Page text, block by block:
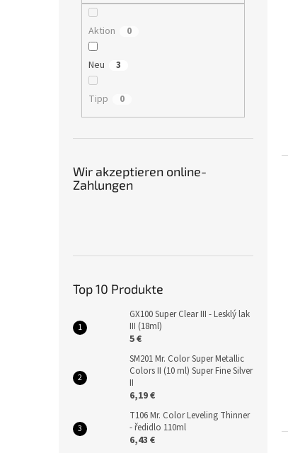
Aktion 0
Neu 3
Tipp 0
Wir akzeptieren online-
Zahlungen
Top 10 Produkte
GX100 Super Clear III - Lesklý lak
III (18ml)
5 €
SM201 Mr. Color Super Metallic
Colors II (10 ml) Super Fine Silver
II
6,19 €
T106 Mr. Color Leveling Thinner
- ředidlo 110ml
6,43 €